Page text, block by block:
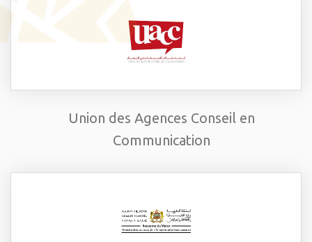
Union des Agences Conseil en
Communication